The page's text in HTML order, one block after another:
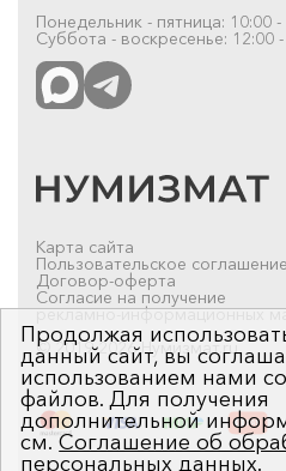
Понедельник - пятница: 10:00 -
Суббота - воскресенье: 12:00
Карта сайта
Пользовательское соглашение
Договор-оферта
Согласие на получение
рекламно-информационных
© 2019-2026 Нумизмат.ru
Продолжая
данный сайт, вы
использованием нами
файлов. Для получения
дополнительной
см.Соглашение об
персональных данных.